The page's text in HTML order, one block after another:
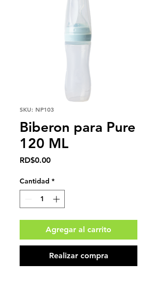
SKU: NP103
Biberon para Pure
120 ML
RD$0.00Precio
Cantidad *
Agregar al carrito
Realizar compra